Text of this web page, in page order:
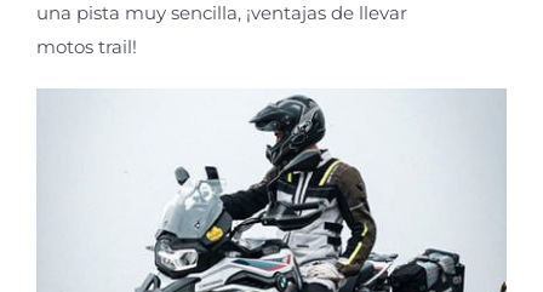
una pista muy sencilla, ¡ventajas de llevar
motos trail!